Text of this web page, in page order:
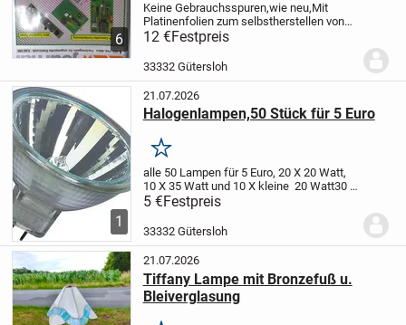
6
Keine Gebrauchsspuren,wie neu,Mit
Platinenfolien zum selbstherstellen von
Platinen, alle 6 Hefte für 12 Euro
12 €Festpreis
33332 Gütersloh
1
21.07.2026
Halogenlampen,50 Stück für 5 Euro
Merken
alle 50 Lampen für 5 Euro, 20 X 20 Watt,
10 X 35 Watt und 10 X kleine 20 Watt30 X
20 Watt Reflektorgröße Durchmesser 5
cm 12 Volt
Durchmesser 5cm 12 Volt
5 €Festpreis
33332 Gütersloh
21.07.2026
Tiffany Lampe mit Bronzefuß u.
Bleiverglasung